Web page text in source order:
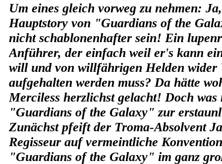
Um eines gleich vorweg zu nehmen:
Hauptstory von "Guardians of the
nicht schablonenhafter sein! Ein
Anführer, der einfach weil er's kann
will und von willfährigen Helden wider
aufgehalten werden muss? Da hätte
Merciless herzlichst gelacht! Doch was
"Guardians of the Galaxy" zur
Zunächst pfeift der Troma-Absolvent
Regisseur auf vermeintliche
"Guardians of the Galaxy" im ganz